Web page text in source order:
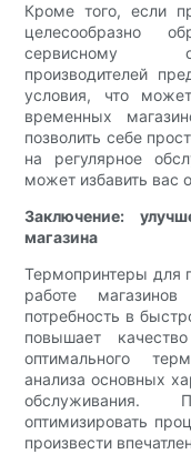
Кроме того, если
целесообразно
сервисному
производителей
условия, что
временных
позволить себе
на регулярное
может избавить вас
Заключение:
магазина
Термопринтеры для
работе
потребность в
повышает
оптимального
анализа основных
обслуживания.
оптимизировать
произвести